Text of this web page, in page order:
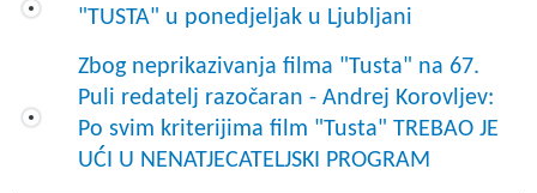
"TUSTA" u ponedjeljak u Ljubljani
Zbog neprikazivanja filma "Tusta" na 67.
Puli redatelj razočaran - Andrej Korovljev:
Po svim kriterijima film "Tusta" TREBAO JE
UĆI U NENATJECATELJSKI PROGRAM